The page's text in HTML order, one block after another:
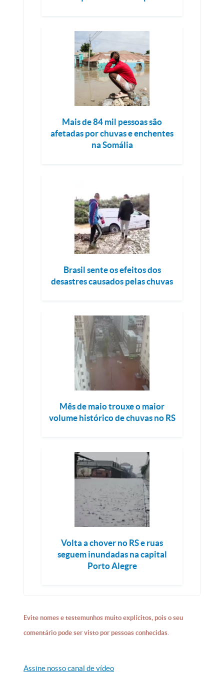
Mais de 84 mil pessoas são
afetadas por chuvas e enchentes
na Somália
Brasil sente os efeitos dos
desastres causados pelas chuvas
Mês de maio trouxe o maior
volume histórico de chuvas no RS
Volta a chover no RS e ruas
seguem inundadas na capital
Porto Alegre
Evite nomes e testemunhos muito explícitos, pois o seu
comentário pode ser visto por pessoas conhecidas.
Assine nosso canal de vídeo